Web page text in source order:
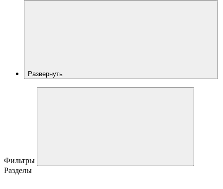
Развернуть
Фильтры
Разделы